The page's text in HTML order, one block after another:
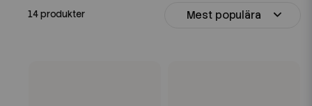
14 produkter Mest populära